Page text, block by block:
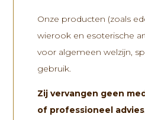
Onze producten (zoals
wierook en esoterische
voor algemeen welzijn,
gebruik.
Zij vervangen geen
of professioneel advies